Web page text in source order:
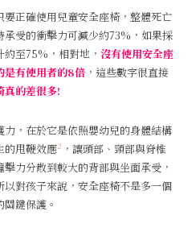
正確使用兒童安全座椅，整體死亡
受的衝擊力可減少約73%，如果採
至75%，相對地， 沒有使用安全座
是有使用者的8倍 ，這些數字很直接
真的差很多!
，在於它是依照嬰幼兒的身體結構
的甩鞭效應2 ，讓頭部、頸部與脊椎
力分散到較大的背部與坐面承受，
對孩子來說，安全座椅不是多一個
鍵保護。